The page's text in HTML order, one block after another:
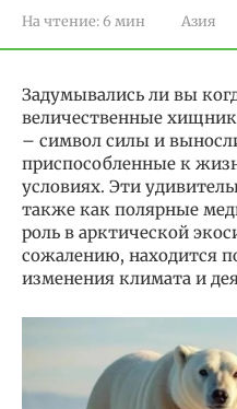
На чтение:6 мин Азия
Задумывались ли вы
величественные
– символ силы и
приспособленные к
условиях. Эти
также как полярные
роль в арктической
сожалению, находится
изменения климата и